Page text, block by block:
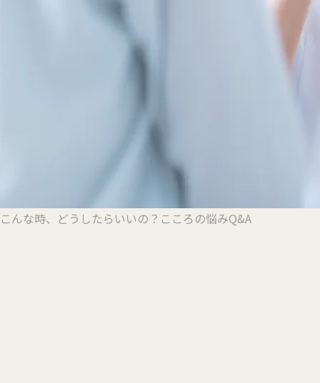
こんな時、どうしたらいいの？ こころの悩みQ&A